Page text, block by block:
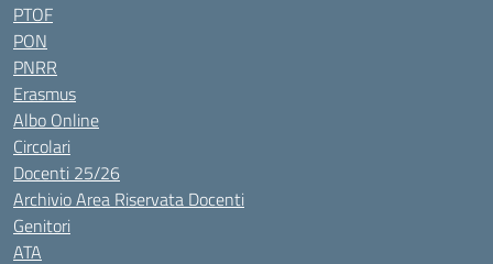
PTOF
PON
PNRR
Erasmus
Albo Online
Circolari
Docenti 25/26
Archivio Area Riservata Docenti
Genitori
ATA